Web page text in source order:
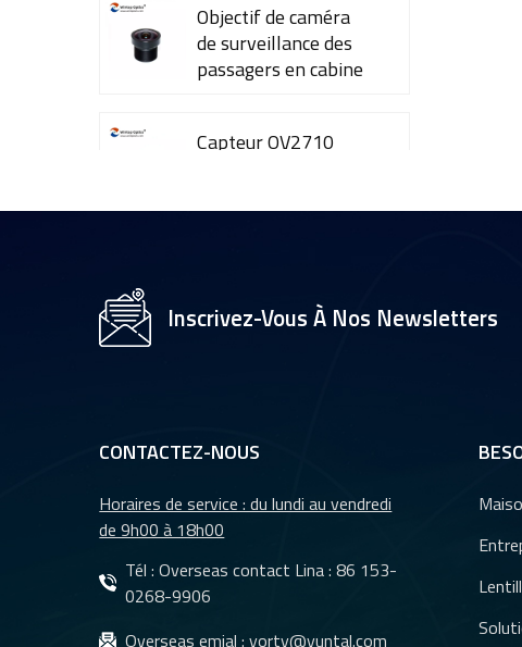
Objectif de caméra
de surveillance des
passagers en cabine
Capteur OV2710
objectifs 35 mm YT-
résolution 4K
nocturne pour
Objectifs DMS et
CMS pour système
de caméra de
surveillance de
Objectifs
Inscrivez-Vous À Nos Newsletters
CONTACTEZ-NOUS
Horaires de service : du lundi au vendredi
de 9h00 à 18h00
Tél : Overseas contact Lina :86 153-
0268-9906
Overseas emial :yorty@yuntal.com